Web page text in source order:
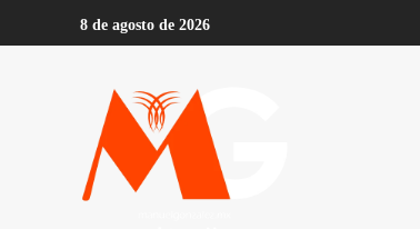
8 de agosto de 2026